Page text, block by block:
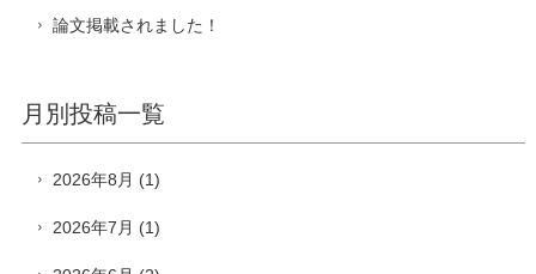
論文掲載されました！
月別投稿一覧
2026年8月 (1)
2026年7月 (1)